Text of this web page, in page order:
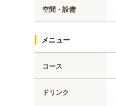
空間・設備
メニュー
コース
ドリンク